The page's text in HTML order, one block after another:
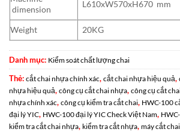
dimension
L610xW570xH670 mm
Weight 20KG
Danh mục: Kiểm soát chất lượng chai
Thẻ: cắt chai nhựa chính xác, cắt chai nhựa hiệu quả,
nhựa hiệu quả, công cụ cắt chai nhựa, công cụ cắt
nhựa chính xác, công cụ kiểm tra cắt chai, HWC-100
đại lý YIC, HWC-100 đại lý YIC Check Việt Nam,
kiểm tra cắt chai nhựa, kiểm tra cắt nhựa, máy cắt